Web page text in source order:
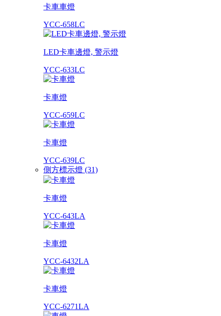
卡車車燈
YCC-658LC
LED卡車邊燈, 警示燈
YCC-633LC
卡車燈
YCC-659LC
卡車燈
YCC-639LC
側方標示燈 (31)
卡車燈
YCC-643LA
卡車燈
YCC-6432LA
卡車燈
YCC-6271LA